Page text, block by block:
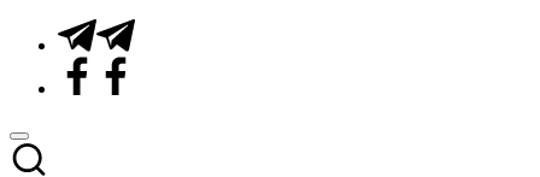
Telegram
Facebook